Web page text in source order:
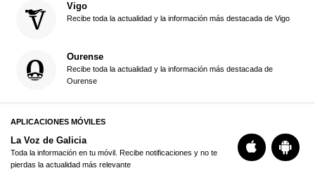
Vigo
Recibe toda la actualidad y la información más destacada de Vigo
Ourense
Recibe toda la actualidad y la información más destacada de
Ourense
APLICACIONES MÓVILES
La Voz de Galicia
Toda la información en tu móvil. Recibe notificaciones y no te
pierdas la actualidad más relevante